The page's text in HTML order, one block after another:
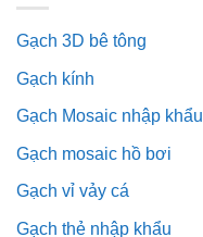
Gạch 3D bê tông
Gạch kính
Gạch Mosaic nhập khẩu
Gạch mosaic hồ bơi
Gạch vỉ vảy cá
Gạch thẻ nhập khẩu